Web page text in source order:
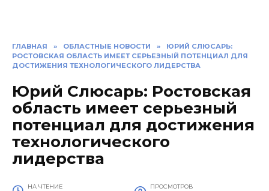
ГЛАВНАЯ » ОБЛАСТНЫЕ НОВОСТИ »
ЮРИЙ СЛЮСАРЬ:
РОСТОВСКАЯ ОБЛАСТЬ ИМЕЕТ СЕРЬЕЗНЫЙ ПОТЕНЦИАЛ ДЛЯ
ДОСТИЖЕНИЯ ТЕХНОЛОГИЧЕСКОГО ЛИДЕРСТВА
Юрий Слюсарь: Ростовская
область имеет серьезный
потенциал для достижения
технологического
лидерства
НА ЧТЕНИЕ ПРОСМОТРОВ